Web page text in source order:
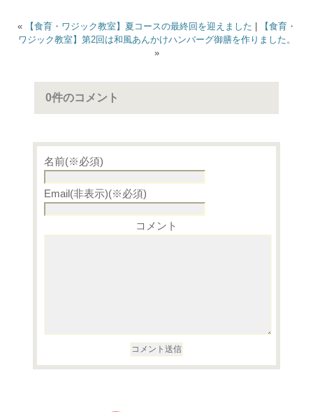
« 【食育・ワジック教室】夏コースの最終回を迎えました |
【食育・
ワジック教室】第2回は和風あんかけハンバーグ御膳を作りました。
»
0件のコメント
名前(※必須)
Email(非表示)(※必須)
コメント